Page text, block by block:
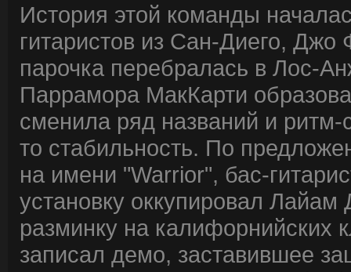
История этой команды
гитаристов из Сан-Диего,
парочка перебралась в Лос-
Паррамора МакКарти
сменила ряд названий и
то стабильность. По
на имени "Warrior", бас-
установку оккупировал
разминку на калифорнийских
записал демо, заставившее